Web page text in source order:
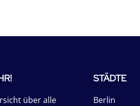
über alle
STÄDTE
Berlin